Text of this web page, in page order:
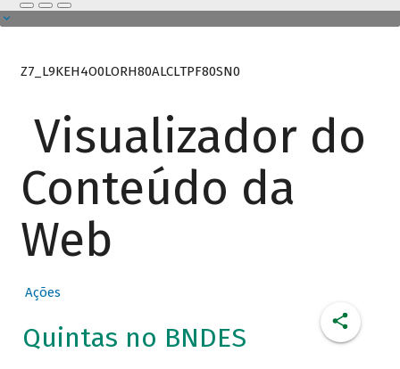
Z7_L9KEH4O0LORH80ALCLTPF80SN0
Visualizador do
Conteúdo da
Web
Ações
Quintas no BNDES